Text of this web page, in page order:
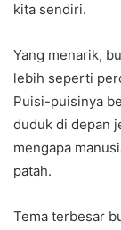
kita sendiri.
Yang menarik,
lebih seperti
Puisi-puisinya
duduk di depan
mengapa
patah.
Tema terbesar